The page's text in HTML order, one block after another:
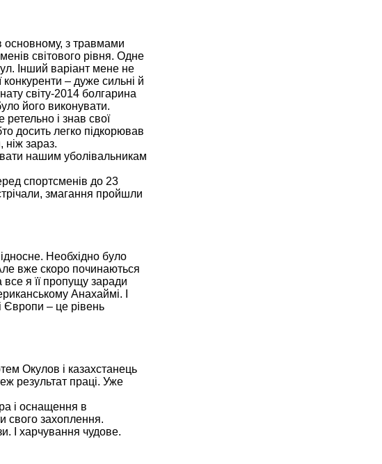
основному, з травмами
світового рівня. Одне
Інший варіант мене не
– дуже сильні й
світу-2014 болгарина
його виконувати.
і знав свої
досить легко підкорював
зараз.
нашим уболівальникам
спортсменів до 23
змагання пройшли
Необхідно було
вже скоро починаються
я її пропущу заради
Анахаймі. І
Європи – це рівень
Окулов і казахстанець
результат праці. Уже
і оснащення в
свого захоплення.
І харчування чудове.